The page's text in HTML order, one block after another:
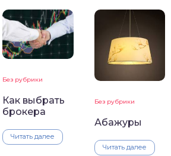
Без рубрики
Как выбрать
брокера
Читать далее
Без рубрики
Абажуры
Читать далее